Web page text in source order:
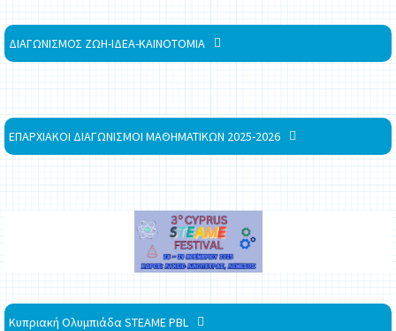
ΔΙΑΓΩΝΙΣΜΟΣ ΖΩΗ-ΙΔΕΑ-ΚΑΙΝΟΤΟΜΙΑ
ΕΠΑΡΧΙΑΚΟΙ ΔΙΑΓΩΝΙΣΜΟΙ ΜΑΘΗΜΑΤΙΚΩΝ 2025-2026
Κυπριακή Ολυμπιάδα STEAME PBL